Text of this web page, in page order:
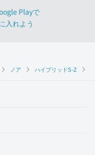
ノア ハイブリッドS-Z